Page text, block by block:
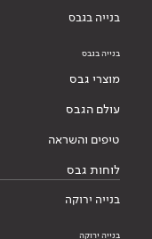
בנייה בגבס
בנייה בגבס
מוצרי גבס
עולם הגבס
טיפים והשראה
לוחות גבס
בנייה ירוקה
בנייה ירוקה